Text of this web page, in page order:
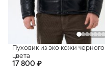
Пуховик из эко кожи черного
цвета
17 800 ₽